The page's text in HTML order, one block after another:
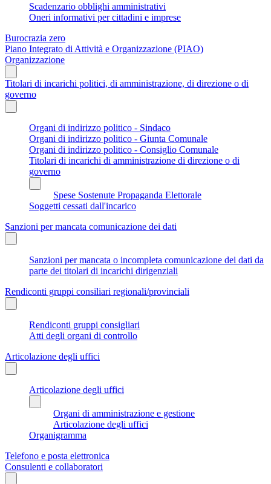
Scadenzario obblighi amministrativi
Oneri informativi per cittadini e imprese
Burocrazia zero
Piano Integrato di Attività e Organizzazione (PIAO)
Organizzazione
Titolari di incarichi politici, di amministrazione, di direzione o di
governo
Organi di indirizzo politico - Sindaco
Organi di indirizzo politico - Giunta Comunale
Organi di indirizzo politico - Consiglio Comunale
Titolari di incarichi di amministrazione di direzione o di
governo
Spese Sostenute Propaganda Elettorale
Soggetti cessati dall'incarico
Sanzioni per mancata comunicazione dei dati
Sanzioni per mancata o incompleta comunicazione dei dati da
parte dei titolari di incarichi dirigenziali
Rendiconti gruppi consiliari regionali/provinciali
Rendiconti gruppi consigliari
Atti degli organi di controllo
Articolazione degli uffici
Articolazione degli uffici
Organi di amministrazione e gestione
Articolazione degli uffici
Organigramma
Telefono e posta elettronica
Consulenti e collaboratori